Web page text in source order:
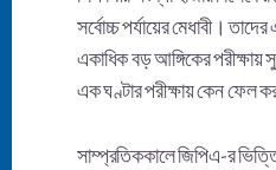
সর্বোচ্চ পর্যায়ের মেধাবী।
একাধিক বড় আঙ্গিকের পরীক্ষায়
এক ঘণ্টার পরীক্ষায় কেন ফেল
সাম্প্রতিককালে জিপিএ-র